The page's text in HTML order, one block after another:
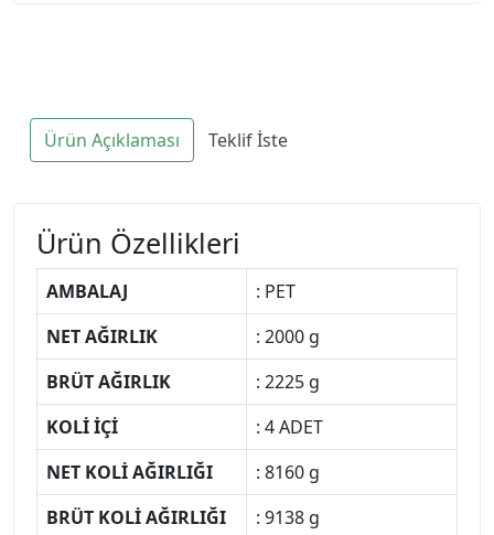
Ürün Açıklaması Teklif İste
Ürün Özellikleri
AMBALAJ
: PET
NET AĞIRLIK
: 2000 g
BRÜT AĞIRLIK
: 2225 g
KOLİ İÇİ
: 4 ADET
NET KOLİ AĞIRLIĞI
: 8160 g
BRÜT KOLİ AĞIRLIĞI
: 9138 g